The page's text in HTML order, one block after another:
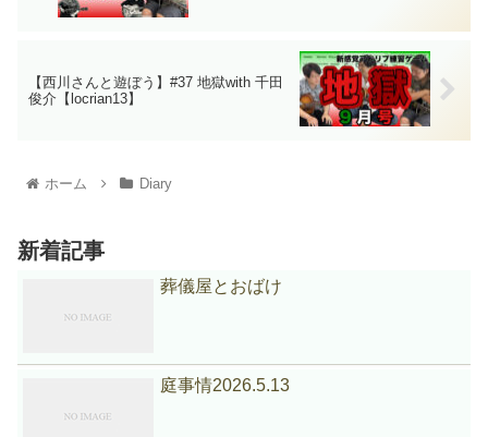
【西川さんと遊ぼう】#37 地獄with 千田
俊介【locrian13】
ホーム Diary
新着記事
葬儀屋とおばけ
庭事情2026.5.13